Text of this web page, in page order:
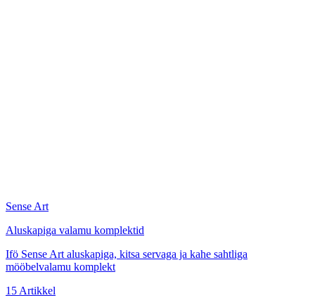
Sense Art
Aluskapiga valamu komplektid
Ifö Sense Art aluskapiga, kitsa servaga ja kahe sahtliga
mööbelvalamu komplekt
15 Artikkel